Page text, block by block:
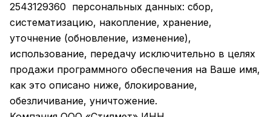
2543129360 персональных данных: сбор,
систематизацию, накопление, хранение,
уточнение (обновление, изменение),
использование, передачу исключительно в целях
продажи программного обеспечения на Ваше имя,
как это описано ниже, блокирование,
обезличивание, уничтожение.